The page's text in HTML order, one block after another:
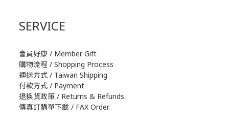
SERVICE
會員好康 / Member Gift
購物流程 / Shopping Process
運送方式 / Taiwan Shipping
付款方式 / Payment
退換貨政策 / Returns & Refunds
傳真訂購單下載 / FAX Order